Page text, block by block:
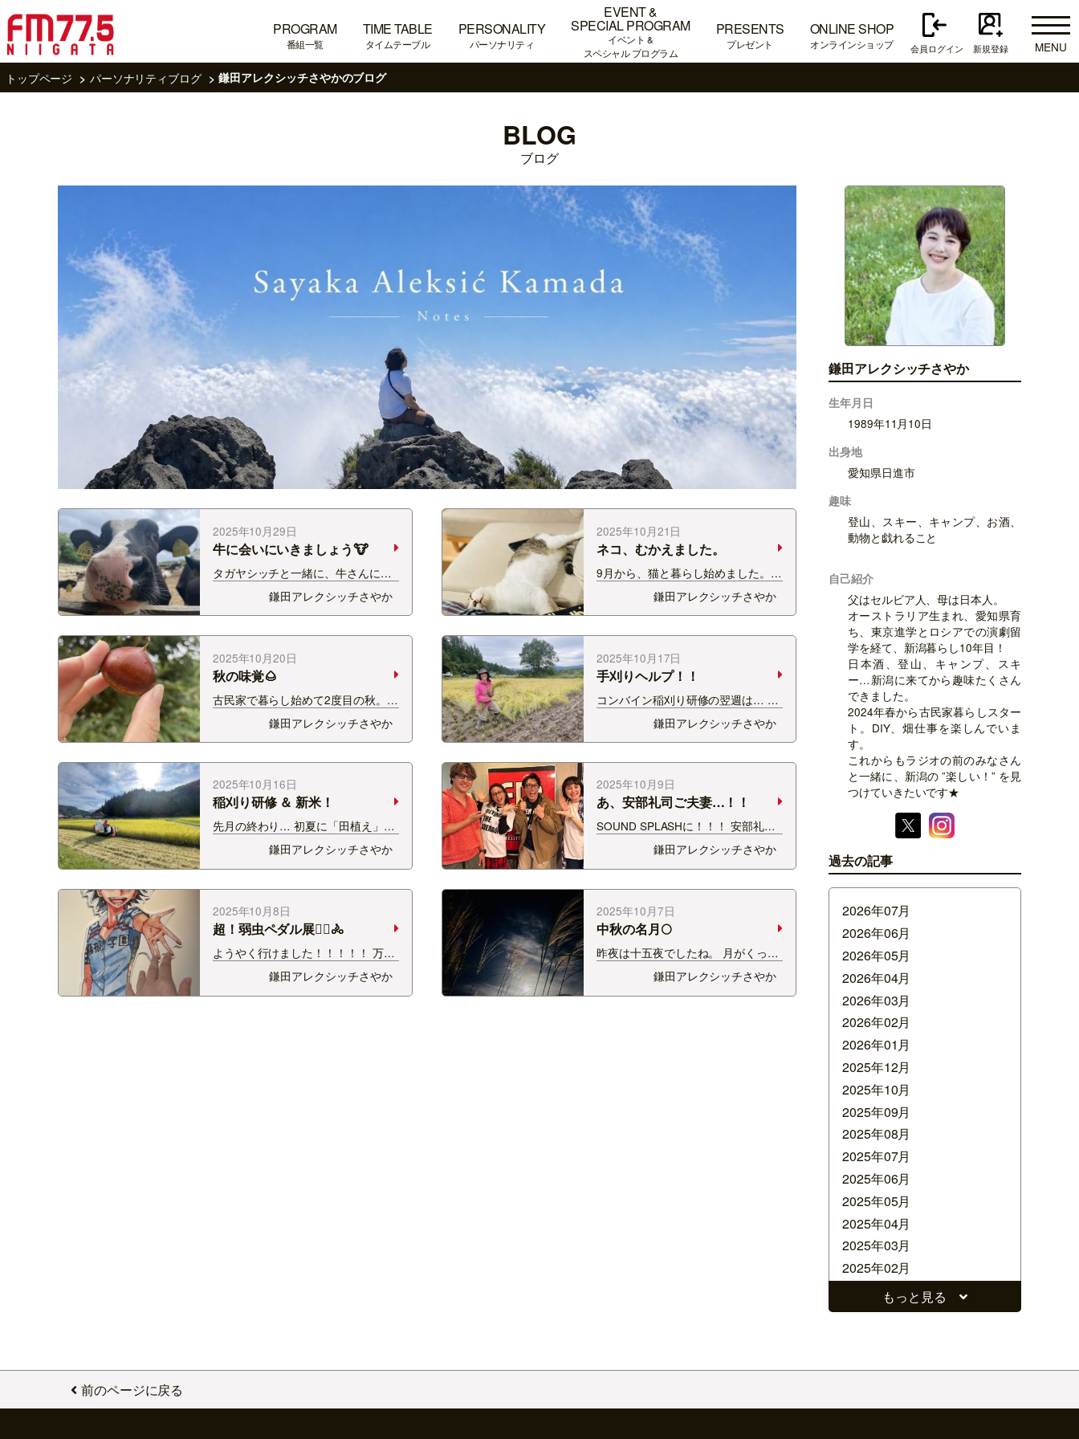
PROGRAM
番組一覧
TIME TABLE
タイムテーブル
PERSONALITY
パーソナリティ
EVENT &
SPECIAL PROGRAM
イベント &
スペシャル プログラム
PRESENTS
プレゼント
ONLINE SHOP
オンラインショップ 会員ログイン 新規登録
MENU
トップページ
パーソナリティブログ 鎌田アレクシッチさやかのブログ
BLOG
ブログ
2025年10月29日
牛に会いにいきましょう🐮
タガヤシッチと一緒に、牛さんに会
いにいきませんか？！ 11月22日
(土)に、新潟県酪農業協同組合連合
会「酪農体験バスツアー」が決定し
ました！！ 酪農に興味のある高校生
以上の方がが対象で、参加費…
鎌田アレクシッチさやか
2025年10月21日
ネコ、むかえました。
9月から、猫と暮らし始めました。
ある日とつぜん庭にやってきて、居
ついてしまった「ふく」ちゃんで
す。 以後、お見知りおきを。 シャー
シャーしながらも、ごはんを求めて
必死に人間に近づいてくるさまを無
視できず、…
鎌田アレクシッチさやか
2025年10月20日
秋の味覚🌰
古民家で暮らし始めて2度目の秋。
今年は栗がとれました～！ 栗の木
の存在は去年から気づいていたもの
の、 ヤマグリとか野生の品種かな？
あまり実はとれないかな…？と思っ
てスルーしてしまったのですが… 今
年拾って…
鎌田アレクシッチさやか
2025年10月17日
手刈りヘルプ！！
コンバイン稲刈り研修の翌週は… お
なじく阿賀町で、お世話になってい
る方の田んぼが、 大雨でぬかるんで
機械が入れなくなってしまったとい
うことで…！ 手刈りのヘルプにい
ってきました！ 膝までずぶずぶ😂
「伝統的…
鎌田アレクシッチさやか
2025年10月16日
稲刈り研修 ＆ 新米！
先月の終わり… 初夏に「田植え」の
体験をさせていただいた阿賀町の田
んぼで、稲刈りをしてきました！！
はじめてのコンバイン！！！ 新之
助、たわわに実っていました。 軽
くレクチャーを…
鎌田アレクシッチさやか
2025年10月9日
あ、安部礼司ご夫妻…！！
SOUND SPLASHに！！！ 安部礼司
さん＆優さんがやってきたー！！
「NISSAN あ、安部礼司〜BEYOND
THE AVERAGE〜ふれあいドライブ
旅」で、新潟へ！ わらアートまつ
り…
鎌田アレクシッチさやか
2025年10月8日
超！弱虫ペダル展🚴‍♂️🚴
ようやく行けました！！！！！ 万代
シテイビルボードプレイス4Fで開催
中の、「超！弱虫ペダル展ミニ 新潟
ステージ」！！ 原画やパネル、グ
鎌田アレクシッチさやか
2025年10月7日
中秋の名月🌕
昨夜は十五夜でしたね。 月がくっき
り映った写真はとれなかったけど…
庭の芒とともに🎑 満月は今夜です
が、ちょっと雲が多いかな…？！ ブ
鎌田アレクシッチさやか
鎌田アレクシッチさやか
生年月日
1989年11月10日
出身地
愛知県日進市
趣味
登山、スキー、キャンプ、お酒、
動物と戯れること
自己紹介
父はセルビア人、母は日本人。
オーストラリア生まれ、愛知県育
ち、東京進学とロシアでの演劇留
学を経て、新潟暮らし10年目！
日本酒、登山、キャンプ、スキ
ー…新潟に来てから趣味たくさん
できました。
2024年春から古民家暮らしスター
ト。DIY、畑仕事を楽しんでいま
す。
これからもラジオの前のみなさん
と一緒に、新潟の ”楽しい！” を見
つけていきたいです★
過去の記事
2026年07月
2026年06月
2026年05月
2026年04月
2026年03月
2026年02月
2026年01月
2025年12月
2025年10月
2025年09月
2025年08月
2025年07月
2025年06月
2025年05月
2025年04月
2025年03月
2025年02月
2025年01月
2024年12月
もっと見る
前のページに戻る